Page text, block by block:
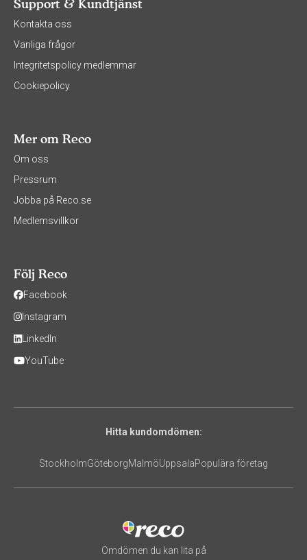
Support & Kundtjänst
Kontakta oss
Vanliga frågor
Integritetspolicy medlemmar
Cookiepolicy
Mer om Reco
Om oss
Pressrum
Jobba på Reco.se
Medlemsvillkor
Följ Reco
Facebook
Instagram
LinkedIn
YouTube
Hitta kundomdömen:
StockholmGöteborgMalmöUppsalaPopulära företag
Omdömen du kan lita på